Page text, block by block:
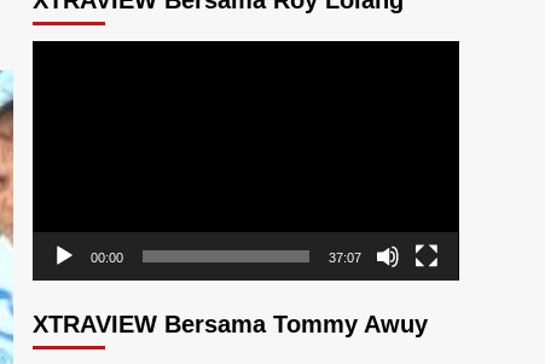
00:00 37:07
XTRAVIEW Bersama Tommy Awuy